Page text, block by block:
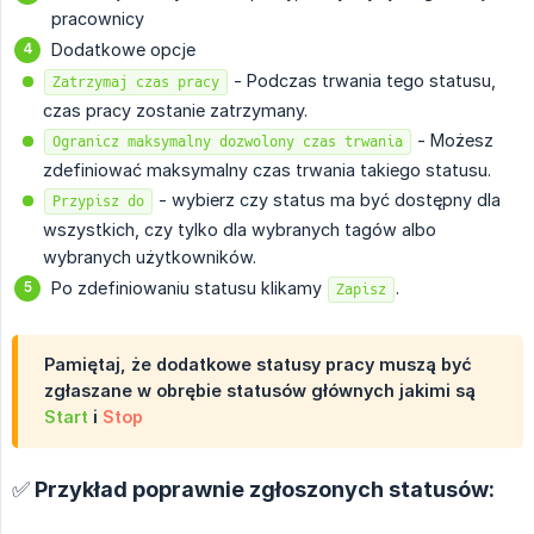
pracownicy
Dodatkowe opcje
Zatrzymaj czas pracy
- Podczas trwania tego statusu,
czas pracy zostanie zatrzymany.
Ogranicz maksymalny dozwolony czas trwania
- Możesz
zdefiniować maksymalny czas trwania takiego statusu.
Przypisz do
- wybierz czy status ma być dostępny dla
wszystkich, czy tylko dla wybranych tagów albo
wybranych użytkowników.
Po zdefiniowaniu statusu klikamy
Zapisz .
Pamiętaj, że dodatkowe statusy pracy muszą być
zgłaszane w obrębie statusów głównych jakimi są
Start i Stop
✅ Przykład poprawnie zgłoszonych statusów: